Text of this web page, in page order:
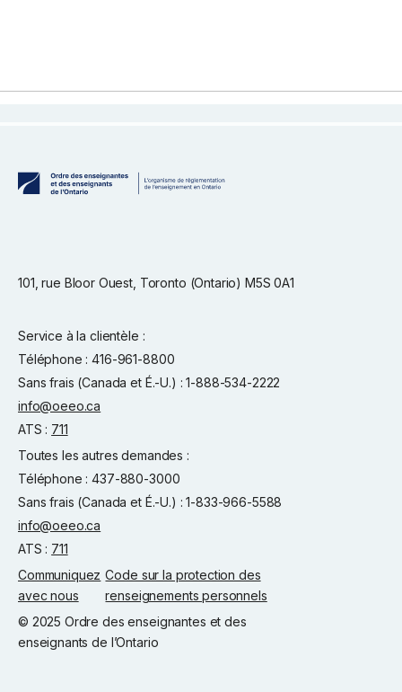
101, rue Bloor Ouest, Toronto (Ontario) M5S 0A1
Service à la clientèle :
Téléphone : 416-961-8800
Sans frais (Canada et É.-U.) : 1-888-534-2222
info@oeeo.ca
ATS : 711
Toutes les autres demandes :
Téléphone : 437-880-3000
Sans frais (Canada et É.-U.) : 1-833-966-5588
info@oeeo.ca
ATS : 711
Communiquez
avec nous
Code sur la protection des
renseignements personnels
© 2025 Ordre des enseignantes et des
enseignants de l’Ontario